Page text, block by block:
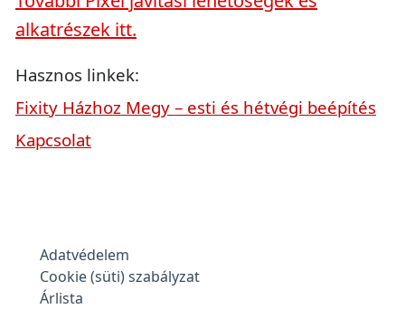
alkatrészek itt.
Hasznos linkek:
Fixity Házhoz Megy – esti és hétvégi beépítés
Kapcsolat
Adatvédelem
Cookie (süti) szabályzat
Árlista